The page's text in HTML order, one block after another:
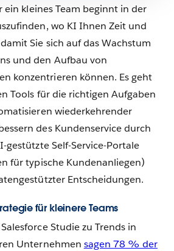
ein kleines Team beginnt in der
wo KI Ihnen Zeit und
Sie sich auf das Wachstum
und den Aufbau von
konzentrieren können. Es geht
Tools für die richtigen Aufgaben
wiederkehrender
des Kundenservice durch
gestützte Self-Service-Portale
für typische Kundenanliegen)
Entscheidungen.
für kleinere Teams
Studie zu Trends in
Unternehmen sagen 78 % der